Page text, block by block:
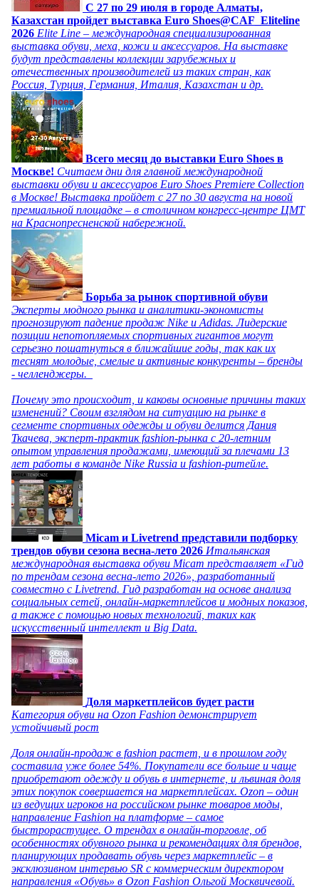
C 27 по 29 июля в городе Алматы,
Казахстан пройдет выставка Euro Shoes@CAF_Eliteline
2026 Elite Line – международная специализированная
выставка обуви, меха, кожи и аксессуаров. На выставке
будут представлены коллекции зарубежных и
отечественных производителей из таких стран, как
Россия, Турция, Германия, Италия, Казахстан и др.
Всего месяц до выставки Euro Shoes в
Москве! Считаем дни для главной международной
выставки обуви и аксессуаров Euro Shoes Premiere Collection
в Москве! Выставка пройдет с 27 по 30 августа на новой
премиальной площадке – в столичном конгресс-центре ЦМТ
на Краснопресненской набережной.
Борьба за рынок спортивной обуви
Эксперты модного рынка и аналитики-экономисты
прогнозируют падение продаж Nike и Adidas. Лидерские
позиции непотопляемых спортивных гигантов могут
серьезно пошатнуться в ближайшие годы, так как их
теснят молодые, смелые и активные конкуренты – бренды
- челленджеры.
Почему это происходит, и каковы основные причины таких
изменений? Своим взглядом на ситуацию на рынке в
сегменте спортивных одежды и обуви делится Дания
Ткачева, эксперт-практик fashion-рынка с 20-летним
опытом управления продажами, имеющий за плечами 13
лет работы в команде Nike Russia и fashion-ритейле.
Micam и Livetrend представили подборку
трендов обуви сезона весна-лето 2026 Итальянская
международная выставка обуви Micam представляет «Гид
по трендам сезона весна-лето 2026», разработанный
совместно с Livetrend. Гид разработан на основе анализа
социальных сетей, онлайн-маркетплейсов и модных показов,
а также с помощью новых технологий, таких как
искусственный интеллект и Big Data.
Доля маркетплейсов будет расти
Категория обуви на Ozon Fashion демонстрирует
устойчивый рост
Доля онлайн-продаж в fashion растет, и в прошлом году
составила уже более 54%. Покупатели все больше и чаще
приобретают одежду и обувь в интернете, и львиная доля
этих покупок совершается на маркетплейсах. Ozon – один
из ведущих игроков на российском рынке товаров моды,
направление Fashion на платформе – самое
быстрорастущее. О трендах в онлайн-торговле, об
особенностях обувного рынка и рекомендациях для брендов,
планирующих продавать обувь через маркетплейс – в
эксклюзивном интервью SR с коммерческим директором
направления «Обувь» в Ozon Fashion Ольгой Москвичевой.